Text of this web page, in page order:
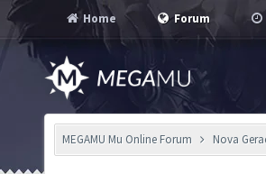
Home Forum
MEGAMU Mu Online Forum Nova